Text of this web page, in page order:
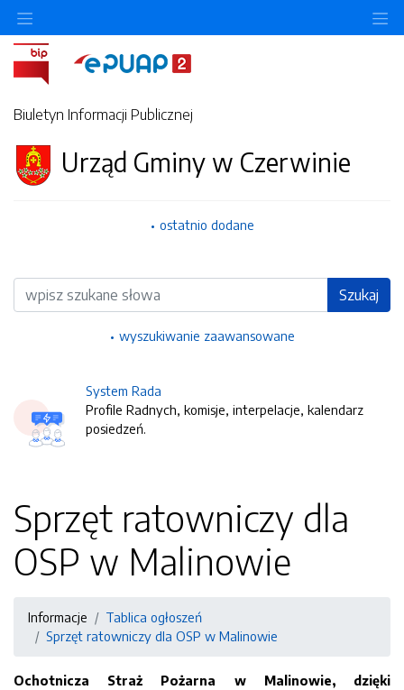
Biuletyn Informacji Publicznej
Urząd Gminy w Czerwinie
ostatnio dodane
Wyszukiwarka Szukaj
wyszukiwanie zaawansowane
System Rada
Profile Radnych, komisje, interpelacje, kalendarz
posiedzeń.
Sprzęt ratowniczy dla
OSP w Malinowie
Informacje
Tablica ogłoszeń
Sprzęt ratowniczy dla OSP w Malinowie
Ochotnicza Straż Pożarna w Malinowie, dzięki